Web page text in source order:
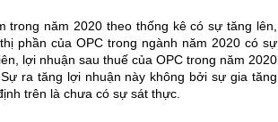
năm 2020 theo thống kê có sự tăng lên,
phần của OPC trong ngành năm 2020 có sự
lợi nhuận sau thuế của OPC trong năm 2020
ra tăng lợi nhuận này không bởi sự gia tăng
trên là chưa có sự sát thực.